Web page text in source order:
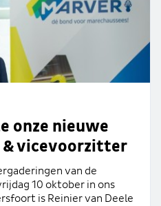
onze nieuwe
& vicevoorzitter
van de
10 oktober in ons
is Reinier van Deele